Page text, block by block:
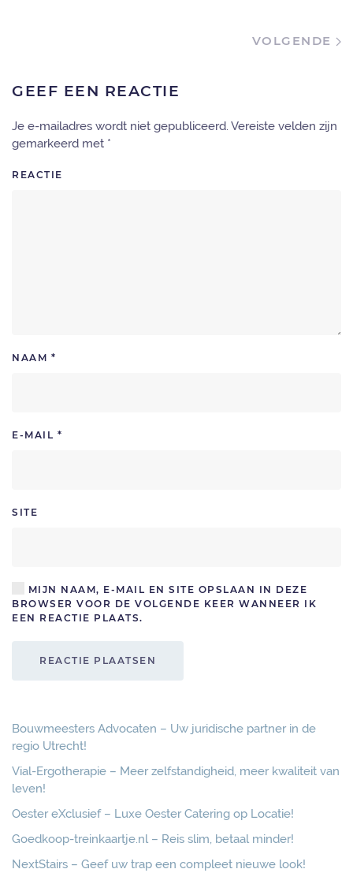
VOLGENDE
GEEF EEN REACTIE
Je e-mailadres wordt niet gepubliceerd. Vereiste velden zijn
gemarkeerd met *
REACTIE
NAAM *
E-MAIL *
SITE
MIJN NAAM, E-MAIL EN SITE OPSLAAN IN DEZE
BROWSER VOOR DE VOLGENDE KEER WANNEER IK
EEN REACTIE PLAATS.
REACTIE PLAATSEN
Bouwmeesters Advocaten – Uw juridische partner in de
regio Utrecht!
Vial-Ergotherapie – Meer zelfstandigheid, meer kwaliteit van
leven!
Oester eXclusief – Luxe Oester Catering op Locatie!
Goedkoop-treinkaartje.nl – Reis slim, betaal minder!
NextStairs – Geef uw trap een compleet nieuwe look!